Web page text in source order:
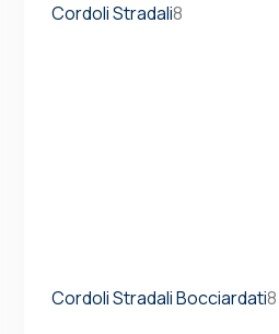
Cordoli Stradali8
Cordoli Stradali Bocciardati8